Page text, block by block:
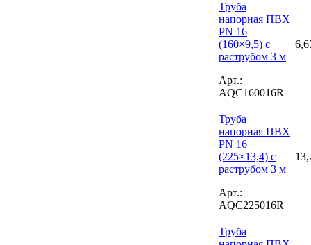
Труба
напорная ПВХ
PN 16
(160×9,5) с
раструбом 3 м
Арт.:
AQC160016R
Труба
напорная ПВХ
PN 16
(225×13,4) с
раструбом 3 м
Арт.:
AQC225016R
Труба